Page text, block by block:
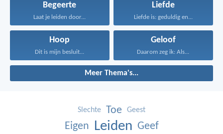
Begeerte
Laat je leiden door...
Liefde
Liefde is: geduldig en...
Hoop
Dit is mijn besluit...
Geloof
Daarom zeg ik: Als...
Meer Thema's...
Slechte Toe Geest
Eigen Leiden Geef